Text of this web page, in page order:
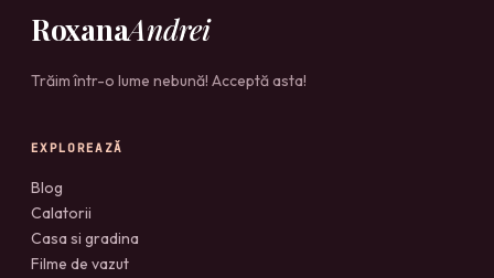
RoxanaAndrei
Trăim într-o lume nebună! Acceptă asta!
EXPLOREAZĂ
Blog
Calatorii
Casa si gradina
Filme de vazut